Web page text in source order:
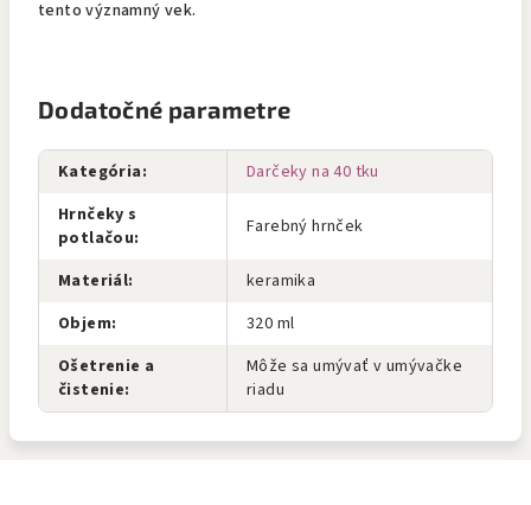
tento významný vek.
Dodatočné parametre
Kategória:
Darčeky na 40 tku
Hrnčeky s
potlačou: Farebný hrnček
Materiál:
keramika
Objem:
320 ml
Ošetrenie a
čistenie:
Môže sa umývať v umývačke
riadu